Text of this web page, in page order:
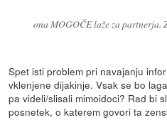
ona MOGOČE laže za partnerja.
Spet isti problem pri navajanju
vklenjene dijakinje. Vsak se bo
pa videli/slisali mimoidoci? Rad bi
posnetek, o katerem govori ta